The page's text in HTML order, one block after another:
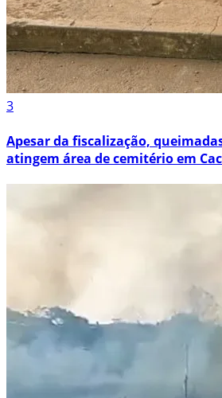
3
Apesar da fiscalização,
atingem área de cemitério em